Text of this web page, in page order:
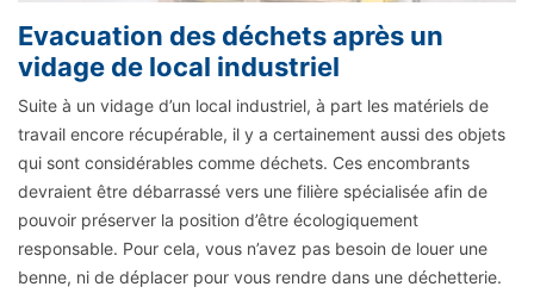
Evacuation des déchets après un
vidage de local industriel
Suite à un vidage d’un local industriel, à part les matériels de
travail encore récupérable, il y a certainement aussi des objets
qui sont considérables comme déchets. Ces encombrants
devraient être débarrassé vers une filière spécialisée afin de
pouvoir préserver la position d’être écologiquement
responsable. Pour cela, vous n’avez pas besoin de louer une
benne, ni de déplacer pour vous rendre dans une déchetterie.